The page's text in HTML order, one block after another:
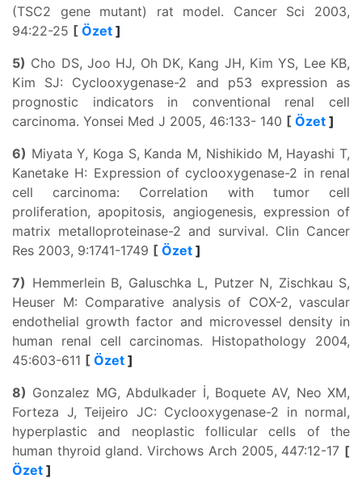
(TSC2 gene mutant) rat model. Cancer Sci 2003,
94:22-25 [ Özet ]
5) Cho DS, Joo HJ, Oh DK, Kang JH, Kim YS, Lee KB,
Kim SJ: Cyclooxygenase-2 and p53 expression as
prognostic indicators in conventional renal cell
carcinoma. Yonsei Med J 2005, 46:133- 140 [ Özet ]
6) Miyata Y, Koga S, Kanda M, Nishikido M, Hayashi T,
Kanetake H: Expression of cyclooxygenase-2 in renal
cell carcinoma: Correlation with tumor cell
proliferation, apopitosis, angiogenesis, expression of
matrix metalloproteinase-2 and survival. Clin Cancer
Res 2003, 9:1741-1749 [ Özet ]
7) Hemmerlein B, Galuschka L, Putzer N, Zischkau S,
Heuser M: Comparative analysis of COX-2, vascular
endothelial growth factor and microvessel density in
human renal cell carcinomas. Histopathology 2004,
45:603-611 [ Özet ]
8) Gonzalez MG, Abdulkader İ, Boquete AV, Neo XM,
Forteza J, Teijeiro JC: Cyclooxygenase-2 in normal,
hyperplastic and neoplastic follicular cells of the
human thyroid gland. Virchows Arch 2005, 447:12-17 [
Özet ]